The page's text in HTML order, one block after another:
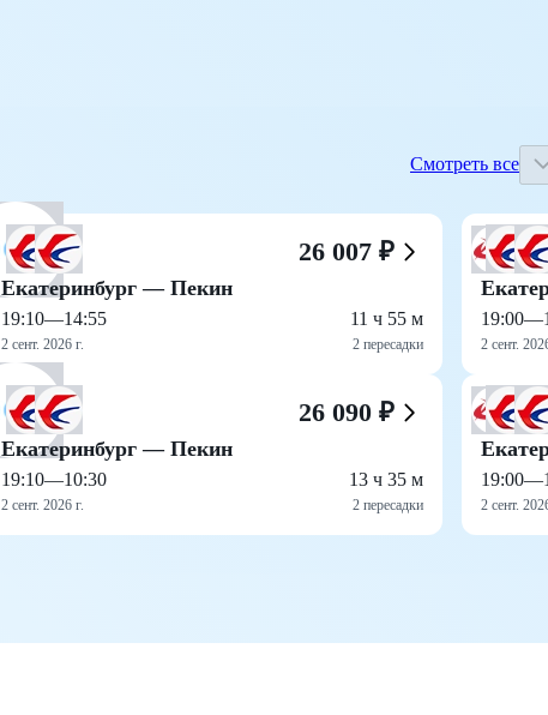
Смотреть все
26 007 ₽
Екатеринбург — Пекин
19:10—14:55
2 сент. 2026 г.
11 ч 55 м
2 пересадки
26 090 ₽
Екатеринбург — Пекин
19:10—10:30
2 сент. 2026 г.
13 ч 35 м
2 пересадки
19:00—
2 сент.
19:00—
2 сент.